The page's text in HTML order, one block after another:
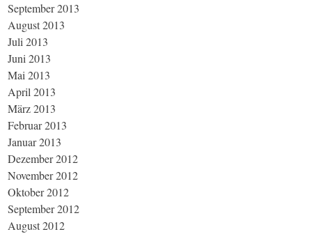
September 2013
August 2013
Juli 2013
Juni 2013
Mai 2013
April 2013
März 2013
Februar 2013
Januar 2013
Dezember 2012
November 2012
Oktober 2012
September 2012
August 2012